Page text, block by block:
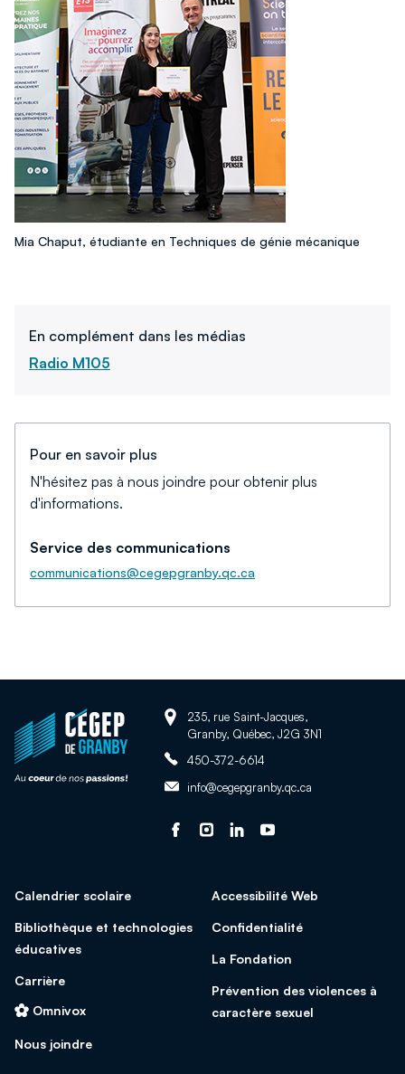
Mia Chaput, étudiante en Techniques de génie mécanique
En complément dans les médias
Radio M105
Pour en savoir plus
N'hésitez pas à nous joindre pour obtenir plus
d'informations.
Service des communications
communications@cegepgranby.qc.ca
Retour
à
page
Adresse:235, rue Saint-Jacques,
Granby, Québec, J2G 3N1
Téléphone:
450-372-6614
Adresse
info@cegepgranby.qc.ca
Suivez-
facebook
Ce
une
fenêtre
Suivez-
Instagram
Ce
dans
une
fenêtre
Suivez-
Linked
In
Ce
dans
une
fenêtre
Suivez-
Youtube
Ce
dans
une
fenêtre
Calendrier scolaire
Bibliothèque et technologies
éducatives
Carrière
Omnivox
Nous joindre
Accessibilité Web
Confidentialité
La Fondation
Prévention des violences à
caractère sexuel